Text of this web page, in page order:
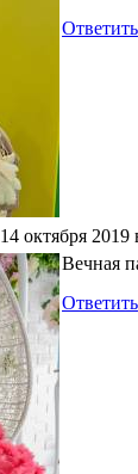
Ответить
14 октября 2019
Вечная
Ответить